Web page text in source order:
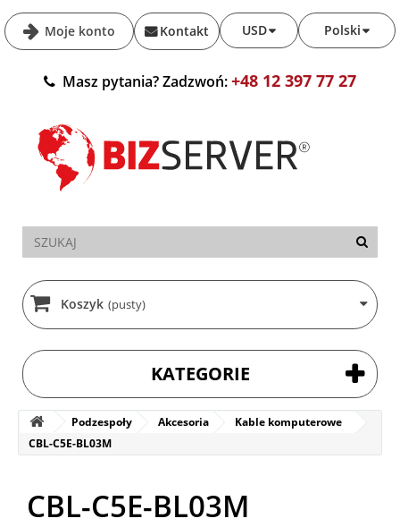
Moje konto Polski
USD
Kontakt
Masz pytania? Zadzwoń:+48 12 397 77 27
Koszyk (pusty)
KATEGORIE
Podzespoły Akcesoria
Kable komputerowe
CBL-C5E-BL03M
CBL-C5E-BL03M